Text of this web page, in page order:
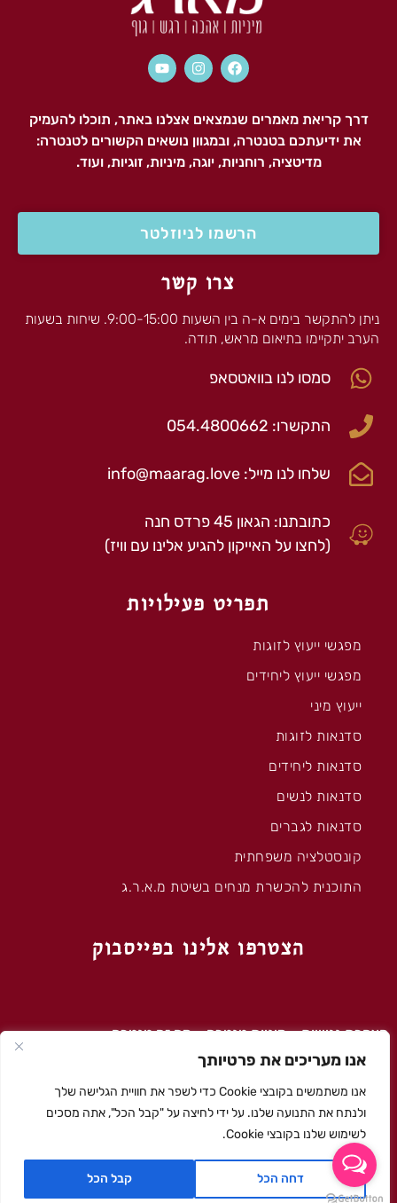
אנו מעריכים את פרטיותך
אנו משתמשים בקובצי Cookie כדי לשפר את חוויית הגלישה שלך
ולנתח את התנועה שלנו. על ידי לחיצה על "קבל הכל", אתה מסכים
לשימוש שלנו בקובצי Cookie.
דחה הכל קבל הכל
דרך קריאת מאמרים שנמצאים אצלנו באתר, תוכלו להעמיק
את ידיעתכם בטנטרה, ובמגוון נושאים הקשורים לטנטרה:
מדיטציה, רוחניות, יוגה, מיניות, זוגיות, ועוד.
הרשמו לניוזלטר
צרו קשר
ניתן להתקשר בימים א-ה בין השעות 9:00-15:00. שיחות בשעות
הערב יתקיימו בתיאום מראש, תודה.
סמסו לנו בוואטסאפ
התקשרו: 054.4800662
שלחו לנו מייל: info@maarag.love
כתובתנו: הגאון 45 פרדס חנה
(לחצו על האייקון להגיע אלינו עם וויז)
תפריט פעילויות
מפגשי ייעוץ לזוגות
מפגשי ייעוץ ליחידים
ייעוץ מיני
סדנאות לזוגות
סדנאות ליחידים
סדנאות לנשים
סדנאות לגברים
קונסטלציה משפחתית
התוכנית להכשרת מנחים בשיטת מ.א.ר.ג
הצטרפו אלינו בפייסבוק
הצהרת נגישות–מיניות טנטרה–מה זה טנטרה
'מארג' – © כל הזכויות שמורות 2020
עיצוב גרפי ומיתוג: דליה רפאלי לוי
רפאלי לוי מיתוג ופרסום בע״מ